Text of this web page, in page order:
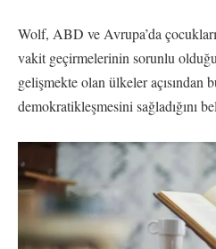
Wolf, ABD ve Avrupa’da
vakit geçirmelerinin sorunlu
gelişmekte olan ülkeler açısından
demokratikleşmesini sağladığını